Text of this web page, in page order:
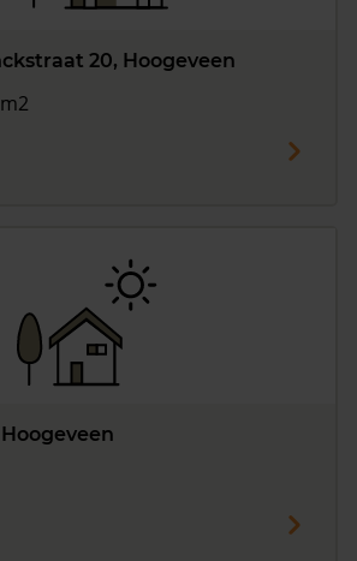
20, Hoogeveen